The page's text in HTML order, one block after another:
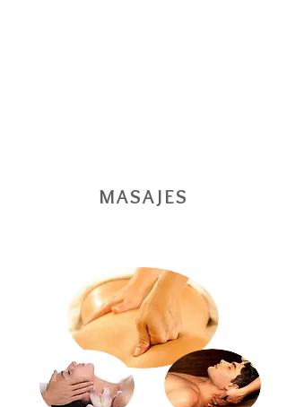
MASAJES